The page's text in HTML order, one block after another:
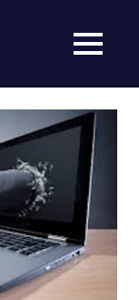
MENÚ